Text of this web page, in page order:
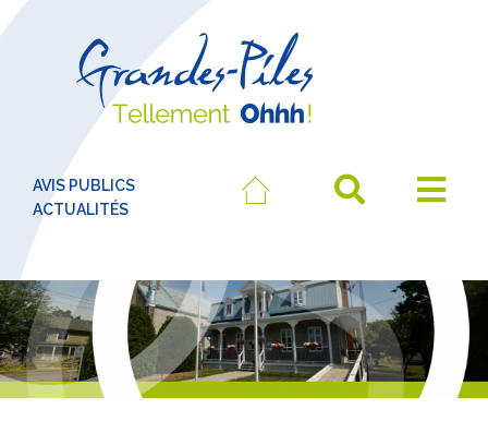
AVIS PUBLICS
ACTUALITÉS